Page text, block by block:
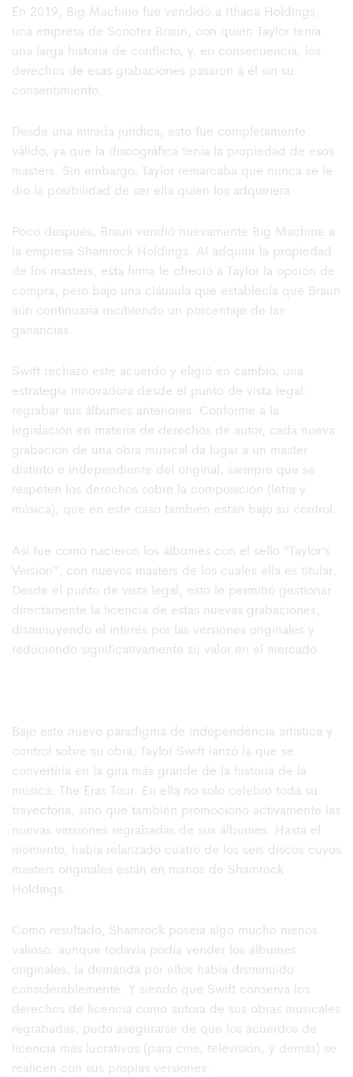
En 2019, Big Machine fue vendido a Ithaca Holdings,
una empresa de Scooter Braun, con quien Taylor tenía
una larga historia de conflicto, y, en consecuencia, los
derechos de esas grabaciones pasaron a él sin su
consentimiento.
Desde una mirada jurídica, esto fue completamente
válido, ya que la discográfica tenía la propiedad de esos
masters. Sin embargo, Taylor remarcaba que nunca se le
dio la posibilidad de ser ella quien los adquiriera.
Poco después, Braun vendió nuevamente Big Machine a
la empresa Shamrock Holdings. Al adquirir la propiedad
de los masters, esta firma le ofreció a Taylor la opción de
compra, pero bajo una cláusula que establecía que Braun
aún continuaría recibiendo un porcentaje de las
ganancias.
Swift rechazó este acuerdo y eligió en cambio, una
estrategia innovadora desde el punto de vista legal:
regrabar sus álbumes anteriores. Conforme a la
legislación en materia de derechos de autor, cada nueva
grabación de una obra musical da lugar a un master
distinto e independiente del original, siempre que se
respeten los derechos sobre la composición (letra y
música), que en este caso también están bajo su control.
Así fue como nacieron los álbumes con el sello “Taylor’s
Version”, con nuevos masters de los cuales ella es titular.
Desde el punto de vista legal, esto le permitió gestionar
directamente la licencia de estas nuevas grabaciones,
disminuyendo el interés por las versiones originales y
reduciendo significativamente su valor en el mercado.
Bajo este nuevo paradigma de independencia artística y
control sobre su obra, Taylor Swift lanzó la que se
convertiría en la gira más grande de la historia de la
música: The Eras Tour. En ella no solo celebró toda su
trayectoria, sino que también promocionó activamente las
nuevas versiones regrabadas de sus álbumes. Hasta el
momento, había relanzado cuatro de los seis discos cuyos
masters originales están en manos de Shamrock
Holdings.
Como resultado, Shamrock poseía algo mucho menos
valioso: aunque todavía podía vender los álbumes
originales, la demanda por ellos había disminuido
considerablemente. Y siendo que Swift conserva los
derechos de licencia como autora de sus obras musicales
regrabadas, pudo asegurarse de que los acuerdos de
licencia más lucrativos (para cine, televisión, y demás) se
realicen con sus propias versiones.